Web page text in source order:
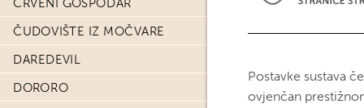
CRVENI GOSPODAR
ČUDOVIŠTE IZ MOČVARE
DAREDEVIL
DORORO
Postavke sustava
ovjenčan